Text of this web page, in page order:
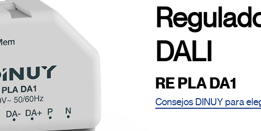
DALI
RE PLA DA1
Consejos DINUY para